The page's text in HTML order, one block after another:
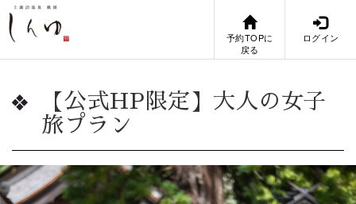
予約TOPに
戻る
ログイン
【公式HP限定】大人の女子
旅プラン